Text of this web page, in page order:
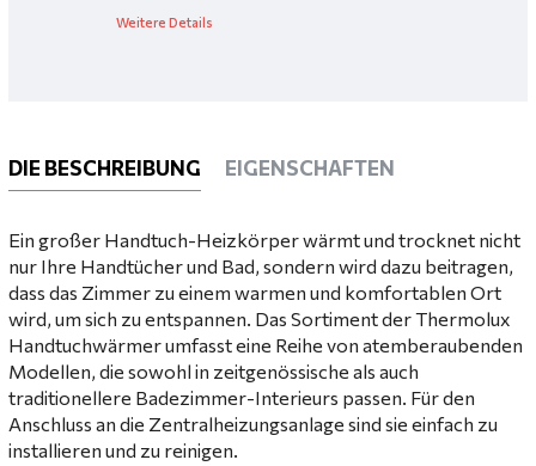
Weitere Details
DIE BESCHREIBUNG EIGENSCHAFTEN
Ein großer Handtuch-Heizkörper wärmt und trocknet nicht
nur Ihre Handtücher und Bad, sondern wird dazu beitragen,
dass das Zimmer zu einem warmen und komfortablen Ort
wird, um sich zu entspannen. Das Sortiment der Thermolux
Handtuchwärmer umfasst eine Reihe von atemberaubenden
Modellen, die sowohl in zeitgenössische als auch
traditionellere Badezimmer-Interieurs passen. Für den
Anschluss an die Zentralheizungsanlage sind sie einfach zu
installieren und zu reinigen.